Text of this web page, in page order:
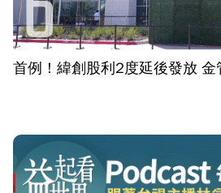
首例！緯創股利2度延後發放 金